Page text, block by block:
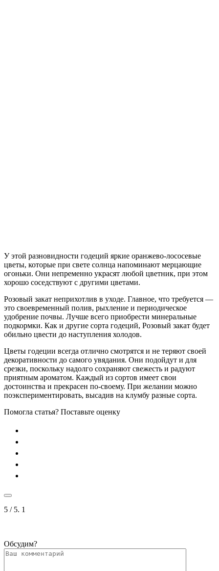
У этой разновидности годеций яркие оранжево-лососевые
цветы, которые при свете солнца напоминают мерцающие
огоньки. Они непременно украсят любой цветник, при этом
хорошо соседствуют с другими цветами.
Розовый закат неприхотлив в уходе. Главное, что требуется —
это своевременный полив, рыхление и периодическое
удобрение почвы. Лучше всего приобрести минеральные
подкормки. Как и другие сорта годеций, Розовый закат будет
обильно цвести до наступления холодов.
Цветы годеции всегда отлично смотрятся и не теряют своей
декоративности до самого увядания. Они подойдут и для
срезки, поскольку надолго сохраняют свежесть и радуют
приятным ароматом. Каждый из сортов имеет свои
достоинства и прекрасен по-своему. При желании можно
поэкспериментировать, высадив на клумбу разные сорта.
Помогла статья? Поставьте оценку
5 / 5. 1
Обсудим?